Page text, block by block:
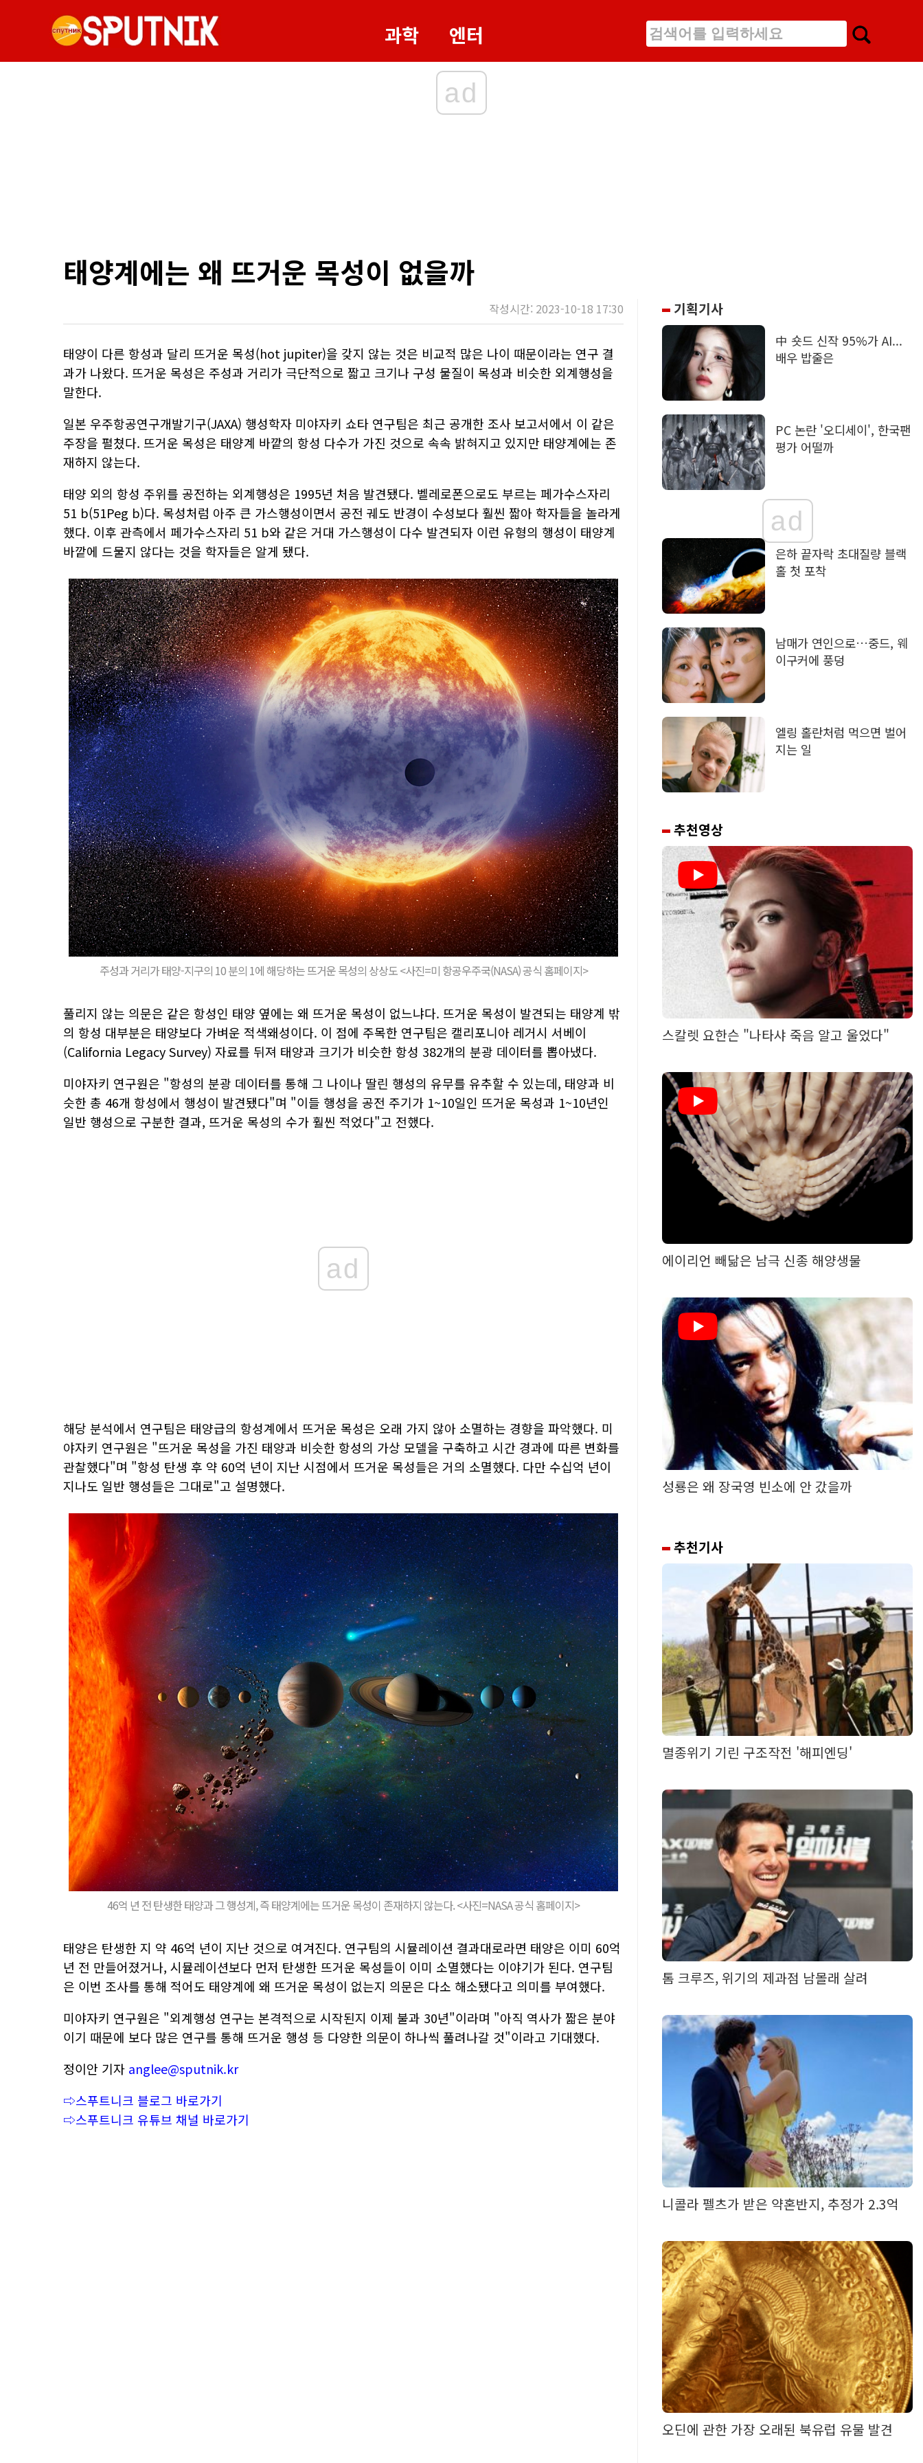
과학 엔터
ad
태양계에는 왜 뜨거운 목성이 없을까
작성시간: 2023-10-18 17:30
태양이 다른 항성과 달리 뜨거운 목성(hot jupiter)을 갖지 않는 것은 비교적 많은 나이 때문이라는 연구 결
과가 나왔다. 뜨거운 목성은 주성과 거리가 극단적으로 짧고 크기나 구성 물질이 목성과 비슷한 외계행성을
말한다.
일본 우주항공연구개발기구(JAXA) 행성학자 미야자키 쇼타 연구팀은 최근 공개한 조사 보고서에서 이 같은
주장을 펼쳤다. 뜨거운 목성은 태양계 바깥의 항성 다수가 가진 것으로 속속 밝혀지고 있지만 태양계에는 존
재하지 않는다.
태양 외의 항성 주위를 공전하는 외계행성은 1995년 처음 발견됐다. 벨레로폰으로도 부르는 페가수스자리
51 b(51Peg b)다. 목성처럼 아주 큰 가스행성이면서 공전 궤도 반경이 수성보다 훨씬 짧아 학자들을 놀라게
했다. 이후 관측에서 페가수스자리 51 b와 같은 거대 가스행성이 다수 발견되자 이런 유형의 행성이 태양계
바깥에 드물지 않다는 것을 학자들은 알게 됐다.
주성과 거리가 태양-지구의 10 분의 1에 해당하는 뜨거운 목성의 상상도 <사진=미 항공우주국(NASA) 공식 홈페이지>
풀리지 않는 의문은 같은 항성인 태양 옆에는 왜 뜨거운 목성이 없느냐다. 뜨거운 목성이 발견되는 태양계 밖
의 항성 대부분은 태양보다 가벼운 적색왜성이다. 이 점에 주목한 연구팀은 캘리포니아 레거시 서베이
(California Legacy Survey) 자료를 뒤져 태양과 크기가 비슷한 항성 382개의 분광 데이터를 뽑아냈다.
미야자키 연구원은 "항성의 분광 데이터를 통해 그 나이나 딸린 행성의 유무를 유추할 수 있는데, 태양과 비
슷한 총 46개 항성에서 행성이 발견됐다"며 "이들 행성을 공전 주기가 1~10일인 뜨거운 목성과 1~10년인
일반 행성으로 구분한 결과, 뜨거운 목성의 수가 훨씬 적었다"고 전했다.
ad
해당 분석에서 연구팀은 태양급의 항성계에서 뜨거운 목성은 오래 가지 않아 소멸하는 경향을 파악했다. 미
야자키 연구원은 "뜨거운 목성을 가진 태양과 비슷한 항성의 가상 모델을 구축하고 시간 경과에 따른 변화를
관찰했다"며 "항성 탄생 후 약 60억 년이 지난 시점에서 뜨거운 목성들은 거의 소멸했다. 다만 수십억 년이
지나도 일반 행성들은 그대로"고 설명했다.
46억 년 전 탄생한 태양과 그 행성계, 즉 태양계에는 뜨거운 목성이 존재하지 않는다. <사진=NASA 공식 홈페이지>
태양은 탄생한 지 약 46억 년이 지난 것으로 여겨진다. 연구팀의 시뮬레이션 결과대로라면 태양은 이미 60억
년 전 만들어졌거나, 시뮬레이션보다 먼저 탄생한 뜨거운 목성들이 이미 소멸했다는 이야기가 된다. 연구팀
은 이번 조사를 통해 적어도 태양계에 왜 뜨거운 목성이 없는지 의문은 다소 해소됐다고 의미를 부여했다.
미야자키 연구원은 "외계행성 연구는 본격적으로 시작된지 이제 불과 30년"이라며 "아직 역사가 짧은 분야
이기 때문에 보다 많은 연구를 통해 뜨거운 행성 등 다양한 의문이 하나씩 풀려나갈 것"이라고 기대했다.
정이안 기자 anglee@sputnik.kr
⇨스푸트니크 블로그 바로가기
⇨스푸트니크 유튜브 채널 바로가기
기획기사
中 숏드 신작 95%가 AI...
배우 밥줄은
PC 논란 '오디세이', 한국팬
평가 어떨까
ad
은하 끝자락 초대질량 블랙
홀 첫 포착
남매가 연인으로…중드, 웨
이구커에 풍덩
엘링 홀란처럼 먹으면 벌어
지는 일
추천영상
스칼렛 요한슨 "나타샤 죽음 알고 울었다"
에이리언 빼닮은 남극 신종 해양생물
성룡은 왜 장국영 빈소에 안 갔을까
추천기사
멸종위기 기린 구조작전 '해피엔딩'
톰 크루즈, 위기의 제과점 남몰래 살려
니콜라 펠츠가 받은 약혼반지, 추정가 2.3억
오딘에 관한 가장 오래된 북유럽 유물 발견